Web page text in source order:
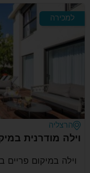
למכירה
הרצליה
וילה מודרנית
וילה במיקום פריים